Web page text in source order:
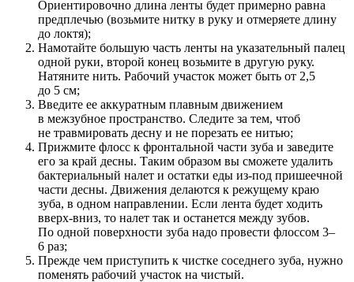
Ориентировочно длина ленты будет примерно равна
предплечью (возьмите нитку в руку и отмеряете длину
до локтя);
Намотайте большую часть ленты на указательный палец
одной руки, второй конец возьмите в другую руку.
Натяните нить. Рабочий участок может быть от 2,5
до 5 см;
Введите ее аккуратным плавным движением
в межзубное пространство. Следите за тем, чтоб
не травмировать десну и не порезать ее нитью;
Прижмите флосс к фронтальной части зуба и заведите
его за край десны. Таким образом вы сможете удалить
бактериальный налет и остатки еды из-под пришеечной
части десны. Движения делаются к режущему краю
зуба, в одном направлении. Если лента будет ходить
вверх-вниз, то налет так и останется между зубов.
По одной поверхности зуба надо провести флоссом 3–
6 раз;
Прежде чем приступить к чистке соседнего зуба, нужно
поменять рабочий участок на чистый.